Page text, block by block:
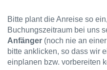
Bitte plant die Anreise so
Buchungszeitraum bei uns
Anfänger (noch nie an
bitte anklicken, so dass wir
einplanen bzw. vorbereiten